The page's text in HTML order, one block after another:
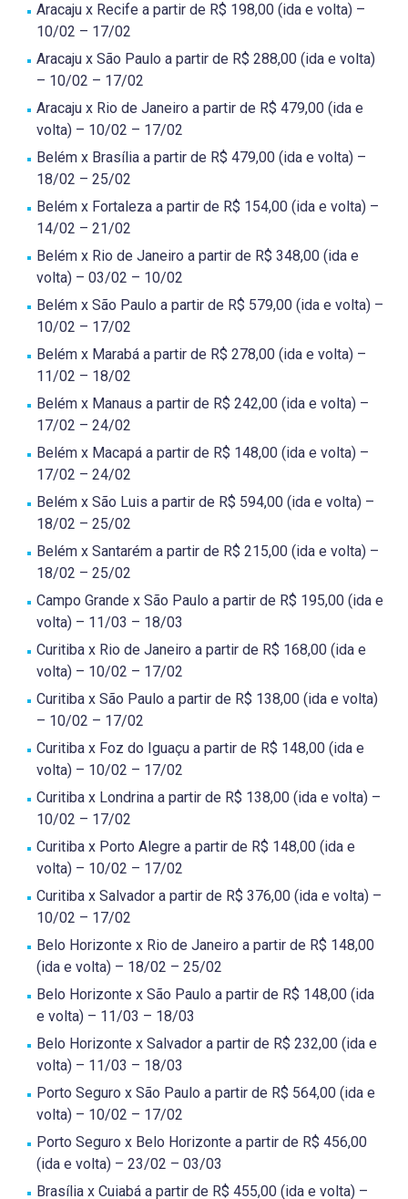
Aracaju x Recife a partir de R$ 198,00 (ida e volta) –
10/02 – 17/02
Aracaju x São Paulo a partir de R$ 288,00 (ida e volta)
– 10/02 – 17/02
Aracaju x Rio de Janeiro a partir de R$ 479,00 (ida e
volta) – 10/02 – 17/02
Belém x Brasília a partir de R$ 479,00 (ida e volta) –
18/02 – 25/02
Belém x Fortaleza a partir de R$ 154,00 (ida e volta) –
14/02 – 21/02
Belém x Rio de Janeiro a partir de R$ 348,00 (ida e
volta) – 03/02 – 10/02
Belém x São Paulo a partir de R$ 579,00 (ida e volta) –
10/02 – 17/02
Belém x Marabá a partir de R$ 278,00 (ida e volta) –
11/02 – 18/02
Belém x Manaus a partir de R$ 242,00 (ida e volta) –
17/02 – 24/02
Belém x Macapá a partir de R$ 148,00 (ida e volta) –
17/02 – 24/02
Belém x São Luis a partir de R$ 594,00 (ida e volta) –
18/02 – 25/02
Belém x Santarém a partir de R$ 215,00 (ida e volta) –
18/02 – 25/02
Campo Grande x São Paulo a partir de R$ 195,00 (ida e
volta) – 11/03 – 18/03
Curitiba x Rio de Janeiro a partir de R$ 168,00 (ida e
volta) – 10/02 – 17/02
Curitiba x São Paulo a partir de R$ 138,00 (ida e volta)
– 10/02 – 17/02
Curitiba x Foz do Iguaçu a partir de R$ 148,00 (ida e
volta) – 10/02 – 17/02
Curitiba x Londrina a partir de R$ 138,00 (ida e volta) –
10/02 – 17/02
Curitiba x Porto Alegre a partir de R$ 148,00 (ida e
volta) – 10/02 – 17/02
Curitiba x Salvador a partir de R$ 376,00 (ida e volta) –
10/02 – 17/02
Belo Horizonte x Rio de Janeiro a partir de R$ 148,00
(ida e volta) – 18/02 – 25/02
Belo Horizonte x São Paulo a partir de R$ 148,00 (ida
e volta) – 11/03 – 18/03
Belo Horizonte x Salvador a partir de R$ 232,00 (ida e
volta) – 11/03 – 18/03
Porto Seguro x São Paulo a partir de R$ 564,00 (ida e
volta) – 10/02 – 17/02
Porto Seguro x Belo Horizonte a partir de R$ 456,00
(ida e volta) – 23/02 – 03/03
Brasília x Cuiabá a partir de R$ 455,00 (ida e volta) –